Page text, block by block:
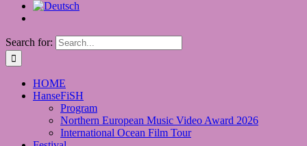
Search for:
HOME
HanseFiSH
Program
Northern European Music Video Award 2026
International Ocean Film Tour